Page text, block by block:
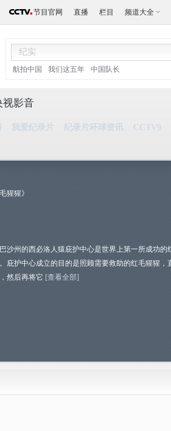
节目官网 直播 栏目 频道大全
航拍中国 我们这五年 中国队长
我爱纪录片 纪录片环球资讯 CCTV9
视影音
猩猩》
沙州的西必洛人猿庇护中心是世界上第一所成功的
庇护中心成立的目的是照顾需要救助的红毛猩猩，
然后再将它 [查看全部]